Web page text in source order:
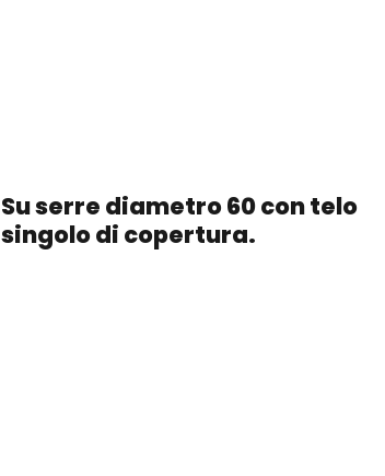
Su serre diametro 60 con telo
singolo di copertura.